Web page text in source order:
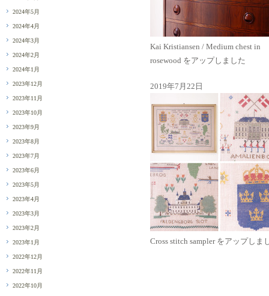
Kai Kristiansen / Medium chest in
rosewood をアップしました
2019年7月22日
Cross stitch sampler をアップしま
2024年5月
2024年4月
2024年3月
2024年2月
2024年1月
2023年12月
2023年11月
2023年10月
2023年9月
2023年8月
2023年7月
2023年6月
2023年5月
2023年4月
2023年3月
2023年2月
2023年1月
2022年12月
2022年11月
2022年10月